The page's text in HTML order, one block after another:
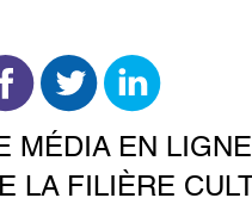
MÉDIA EN LIGNE
LA FILIÈRE